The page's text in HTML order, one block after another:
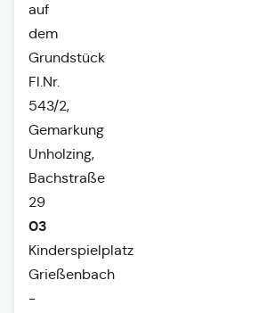
auf
dem
Grundstück
Fl.Nr.
543/2,
Gemarkung
Unholzing,
Bachstraße
29
03
Kinderspielplatz
Grießenbach
-